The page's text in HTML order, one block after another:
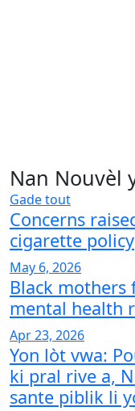
Nan Nouvèl
Gade tout
Concerns
cigarette policy
May 6, 2026
Black mothers
mental health
Apr 23, 2026
Yon lòt vwa:
ki pral rive a,
sante piblik li